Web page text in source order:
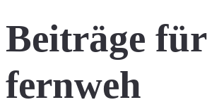
Beiträge für
fernweh